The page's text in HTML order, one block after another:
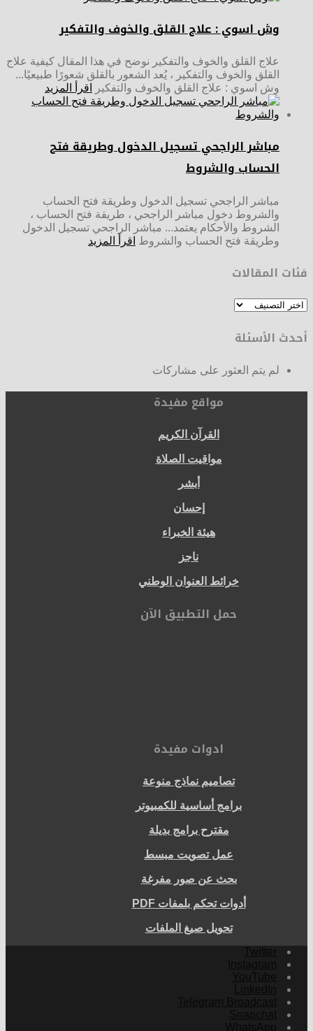
وش اسوي : علاج القلق والخوف والتفكير
علاج القلق والخوف والتفكير نوضح في هذا المقال كيفية علاج
القلق والخوف والتفكير ، يُعد الشعور بالقلق شعورًا طبيعيًا...
وش اسوي : علاج القلق والخوف والتفكير
اقرأ المزيد
مباشر الراجحي تسجيل الدخول وطريقة فتح
الحساب والشروط
مباشر الراجحي تسجيل الدخول وطريقة فتح الحساب
والشروط دخول مباشر الراجحي ، طريقة فتح الحساب ،
الشروط والأحكام يعتمد... مباشر الراجحي تسجيل الدخول
وطريقة فتح الحساب والشروط اقرأ المزيد
فئات المقالات
فئات
أحدث الأسئلة
لم يتم العثور على مشاركات
مواقع مفيدة
القرآن الكريم
مواقيت الصلاة
أبشر
إحسان
هيئة الخبراء
ناجز
خرائط العنوان الوطني
حمل التطبيق الآن
ادوات مفيدة
تصاميم نماذج منوعة
برامج أساسية للكمبيوتر
مقترح برامج بديلة
عمل تصويت مبسط
بحث عن صور مفرغة
أدوات تحكم بلمفات PDF
تحويل صيغ الملفات